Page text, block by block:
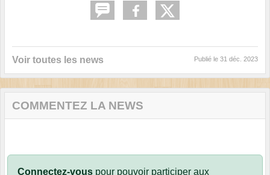
Voir toutes les news Publié le 31 déc. 2023
COMMENTEZ LA NEWS
Connectez-vous pour pouvoir participer aux